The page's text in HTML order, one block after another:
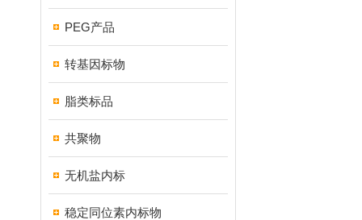
PEG产品
转基因标物
脂类标品
共聚物
无机盐内标
稳定同位素内标物